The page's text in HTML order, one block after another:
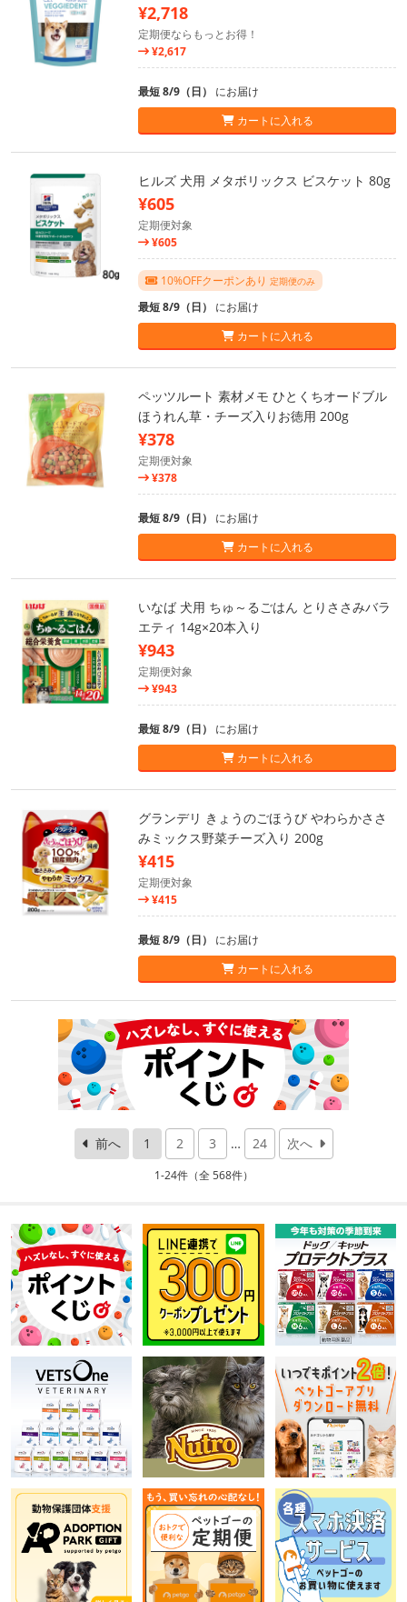
¥2,718
定期便ならもっとお得！
¥2,617
最短 8/9（日） にお届け
カートに入れる
ヒルズ 犬用 メタボリックス ビスケット 80g
¥605
定期便対象
¥605
10%OFFクーポンあり 定期便のみ
最短 8/9（日） にお届け
カートに入れる
ペッツルート 素材メモ ひとくちオードブル
ほうれん草・チーズ入りお徳用 200g
¥378
定期便対象
¥378
最短 8/9（日） にお届け
カートに入れる
いなば 犬用 ちゅ～るごはん とりささみバラ
エティ 14g×20本入り
¥943
定期便対象
¥943
最短 8/9（日） にお届け
カートに入れる
グランデリ きょうのごほうび やわらかささ
みミックス野菜チーズ入り 200g
¥415
定期便対象
¥415
最短 8/9（日） にお届け
カートに入れる
前へ 1 2 3 … 24 次へ
1-24件（全 568件）